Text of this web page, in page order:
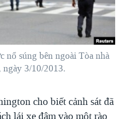
TẠI DẢI GAZA
ĐƯỜNG
NAY
nổ súng bên ngoài Tòa nhà
3/10/2013.
cho biết cảnh sát đã
lái xe đâm vào một rào